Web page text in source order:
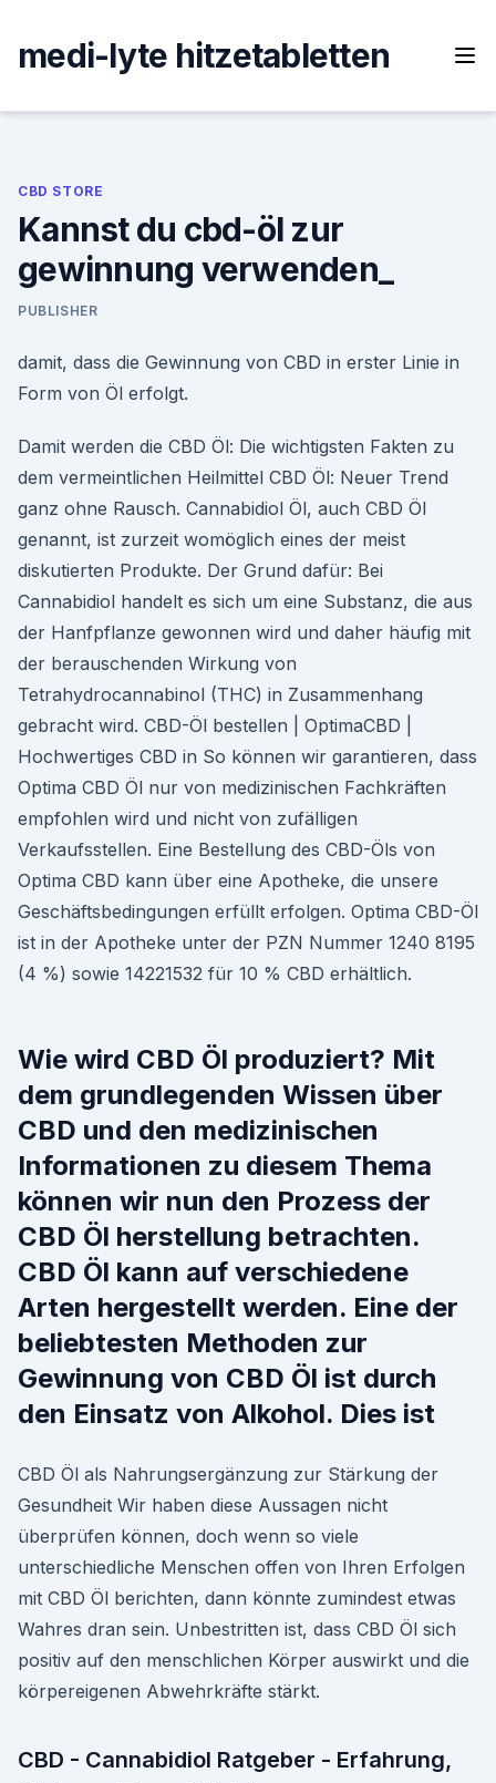
content
medi-lyte hitzetabletten
CBD STORE
Kannst du cbd-öl zur
gewinnung verwenden_
PUBLISHER
damit, dass die Gewinnung von CBD in erster Linie in
Form von Öl erfolgt.
Damit werden die CBD Öl: Die wichtigsten Fakten zu
dem vermeintlichen Heilmittel CBD Öl: Neuer Trend
ganz ohne Rausch. Cannabidiol Öl, auch CBD Öl
genannt, ist zurzeit womöglich eines der meist
diskutierten Produkte. Der Grund dafür: Bei
Cannabidiol handelt es sich um eine Substanz, die aus
der Hanfpflanze gewonnen wird und daher häufig mit
der berauschenden Wirkung von
Tetrahydrocannabinol (THC) in Zusammenhang
gebracht wird. CBD-Öl bestellen | OptimaCBD |
Hochwertiges CBD in So können wir garantieren, dass
Optima CBD Öl nur von medizinischen Fachkräften
empfohlen wird und nicht von zufälligen
Verkaufsstellen. Eine Bestellung des CBD-Öls von
Optima CBD kann über eine Apotheke, die unsere
Geschäftsbedingungen erfüllt erfolgen. Optima CBD-Öl
ist in der Apotheke unter der PZN Nummer 1240 8195
(4 %) sowie 14221532 für 10 % CBD erhältlich.
Wie wird CBD Öl produziert? Mit
dem grundlegenden Wissen über
CBD und den medizinischen
Informationen zu diesem Thema
können wir nun den Prozess der
CBD Öl herstellung betrachten.
CBD Öl kann auf verschiedene
Arten hergestellt werden. Eine der
beliebtesten Methoden zur
Gewinnung von CBD Öl ist durch
den Einsatz von Alkohol. Dies ist
CBD Öl als Nahrungsergänzung zur Stärkung der
Gesundheit Wir haben diese Aussagen nicht
überprüfen können, doch wenn so viele
unterschiedliche Menschen offen von Ihren Erfolgen
mit CBD Öl berichten, dann könnte zumindest etwas
Wahres dran sein. Unbestritten ist, dass CBD Öl sich
positiv auf den menschlichen Körper auswirkt und die
körpereigenen Abwehrkräfte stärkt.
CBD - Cannabidiol Ratgeber - Erfahrung,